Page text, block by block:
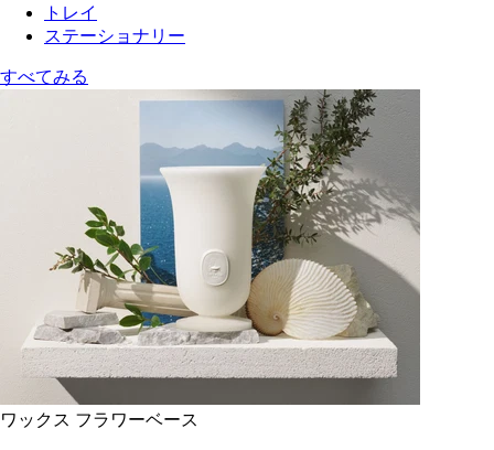
トレイ
ステーショナリー
すべてみる
ワックス フラワーベース